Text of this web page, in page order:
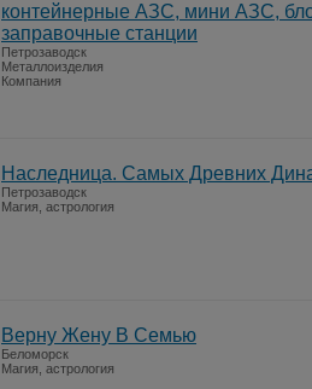
контейнерные АЗС, мини АЗС,
заправочные станции
Петрозаводск
Металлоизделия
Компания
Наследница. Самых Древних
Петрозаводск
Магия, астрология
Верну Жену В Семью
Беломорск
Магия, астрология